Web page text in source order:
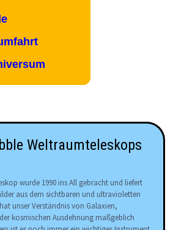
Weltraumteleskops
wurde 1990 ins All gebracht und liefert
aus dem sichtbaren und ultravioletten
unser Verständnis von Galaxien,
kosmischen Ausdehnung maßgeblich